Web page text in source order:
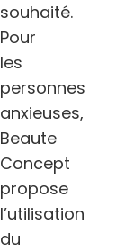
souhaité.
Pour
les
personnes
anxieuses,
Beaute
Concept
propose
l’utilisation
du